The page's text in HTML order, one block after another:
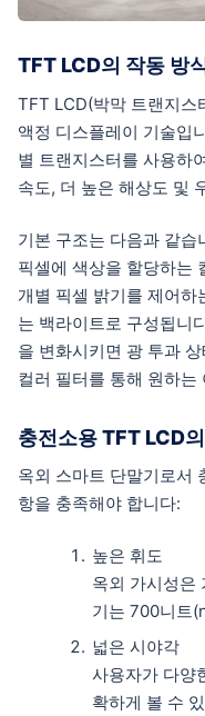
TFT LCD의 작동 방
TFT LCD(박막 트랜지스
액정 디스플레이 기술입
별 트랜지스터를 사용하
속도, 더 높은 해상도 및
기본 구조는 다음과 같습
픽셀에 색상을 할당하는
개별 픽셀 밝기를 제어
는 백라이트로 구성됩니
을 변화시키면 광 투과
컬러 필터를 통해 원하는
충전소용 TFT LCD
옥외 스마트 단말기로서
항을 충족해야 합니다:
높은 휘도
옥외 가시성은
기는 700니트
넓은 시야각
사용자가 다양
확하게 볼 수